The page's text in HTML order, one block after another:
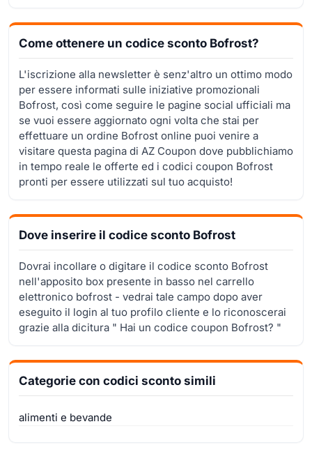
Come ottenere un codice sconto Bofrost?
L'iscrizione alla newsletter è senz'altro un ottimo modo
per essere informati sulle iniziative promozionali
Bofrost, così come seguire le pagine social ufficiali ma
se vuoi essere aggiornato ogni volta che stai per
effettuare un ordine Bofrost online puoi venire a
visitare questa pagina di AZ Coupon dove pubblichiamo
in tempo reale le offerte ed i codici coupon Bofrost
pronti per essere utilizzati sul tuo acquisto!
Dove inserire il codice sconto Bofrost
Dovrai incollare o digitare il codice sconto Bofrost
nell'apposito box presente in basso nel carrello
elettronico bofrost - vedrai tale campo dopo aver
eseguito il login al tuo profilo cliente e lo riconoscerai
grazie alla dicitura " Hai un codice coupon Bofrost? "
Categorie con codici sconto simili
alimenti e bevande